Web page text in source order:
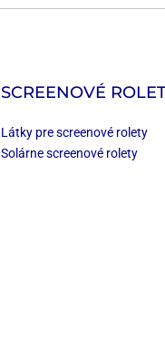
SCREENOVÉ
Látky pre screenové rolety
Solárne screenové rolety